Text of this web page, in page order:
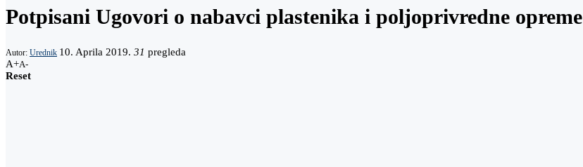
Potpisani Ugovori o nabavci plastenika i poljoprivredne opreme
Autor: Urednik 10. Aprila 2019. 31 pregleda
A+A-
Reset